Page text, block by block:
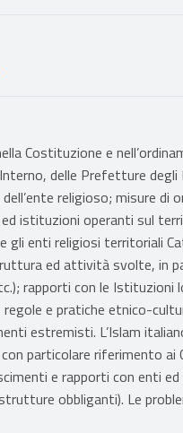
Costituzione e
delle Prefetture
religioso; misure di
istituzioni operanti sul
gli enti religiosi territoriali
ed attività svolte, in
rapporti con le Istituzioni
e pratiche etnico-
estremisti. L’Islam
particolare riferimento ai
e rapporti con enti
obbliganti). Le